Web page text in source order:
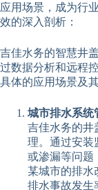
应用场景，成为行
效的深入剖析：
吉佳水务的智慧井
过数据分析和远程
具体的应用场景及
城市排水系统
吉佳水务的井
理。通过安装
或渗漏等问题
某城市的排水
排水事故发生